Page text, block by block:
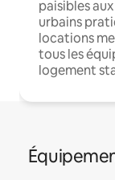
paisibles
urbains
locations
tous les
logement